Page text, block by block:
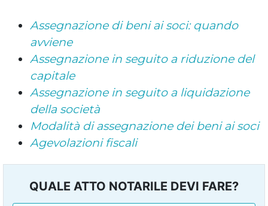
Assegnazione di beni ai soci: quando
avviene
Assegnazione in seguito a riduzione del
capitale
Assegnazione in seguito a liquidazione
della società
Modalità di assegnazione dei beni ai soci
Agevolazioni fiscali
QUALE ATTO NOTARILE DEVI FARE?